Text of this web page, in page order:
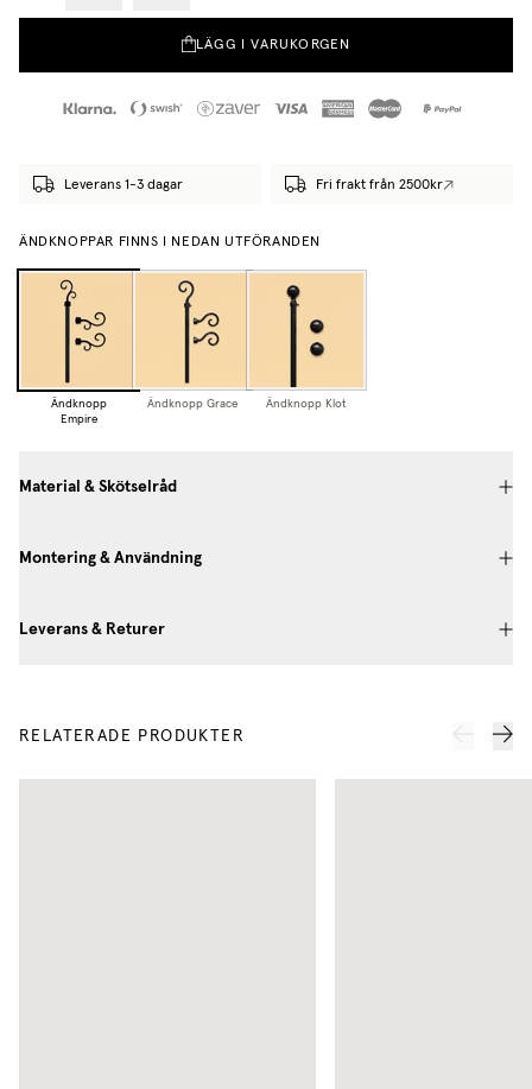
LÄGG I VARUKORGEN
Leverans 1-3 dagar Fri frakt från 2500kr
ÄNDKNOPPAR FINNS I NEDAN UTFÖRANDEN
Ändknopp
Empire
Ändknopp Grace Ändknopp Klot
Material & Skötselråd
Montering & Användning
Leverans & Returer
RELATERADE PRODUKTER